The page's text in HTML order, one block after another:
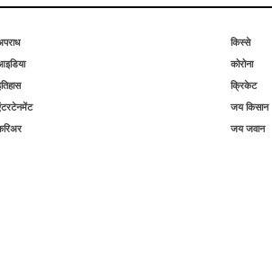
किस्से
कोरोना
क्रिकेट
जय किसान
जय जवान